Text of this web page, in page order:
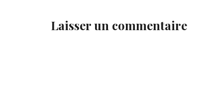
Laisser un commentaire